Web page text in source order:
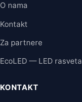
O nama
Kontakt
Za partnere
EcoLED — LED rasveta
KONTAKT